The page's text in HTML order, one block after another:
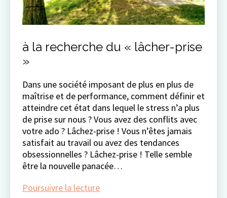
à la recherche du « lâcher-prise
»
Dans une société imposant de plus en plus de
maîtrise et de performance, comment définir et
atteindre cet état dans lequel le stress n’a plus
de prise sur nous ? Vous avez des conflits avec
votre ado ? Lâchez-prise ! Vous n’êtes jamais
satisfait au travail ou avez des tendances
obsessionnelles ? Lâchez-prise ! Telle semble
être la nouvelle panacée…
Poursuivre la lectureà